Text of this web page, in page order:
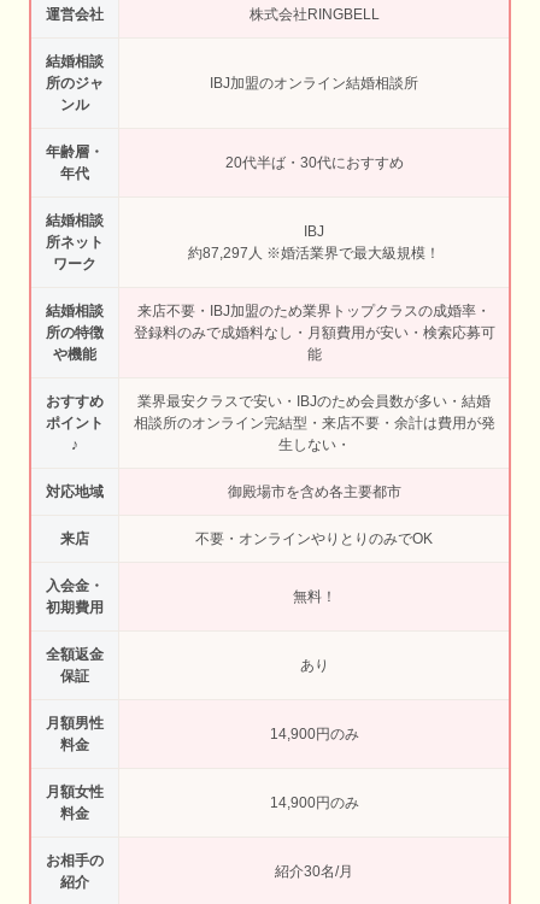
運営会社 株式会社RINGBELL
結婚相談
所のジャ
ンル
IBJ加盟のオンライン結婚相談所
年齢層・
年代
20代半ば・30代におすすめ
結婚相談
所ネット
ワーク
IBJ
約87,297人 ※婚活業界で最大級規模！
結婚相談
所の特徴
や機能
来店不要・IBJ加盟のため業界トップクラスの成婚率・
登録料のみで成婚料なし・月額費用が安い・検索応募可
能
おすすめ
ポイント
♪
業界最安クラスで安い・IBJのため会員数が多い・結婚
相談所のオンライン完結型・来店不要・余計は費用が発
生しない・
対応地域 御殿場市を含め各主要都市
来店 不要・オンラインやりとりのみでOK
入会金・
初期費用
無料！
全額返金
保証
あり
月額男性
料金
14,900円のみ
月額女性
料金
14,900円のみ
お相手の
紹介
紹介30名/月